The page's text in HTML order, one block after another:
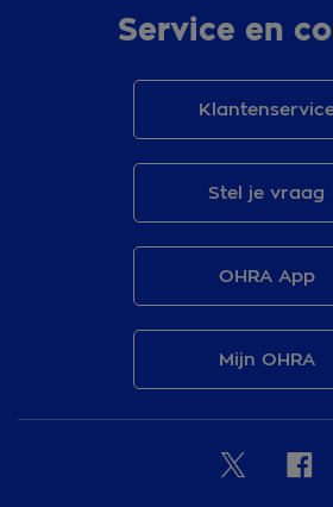
Service en
Stel je vraag
OHRA App
Mijn OHRA